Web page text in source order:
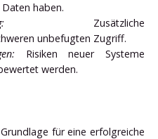
haben.
Zusätzliche
unbefugten Zugriff.
Risiken neuer Systeme
werden.
für eine erfolgreiche